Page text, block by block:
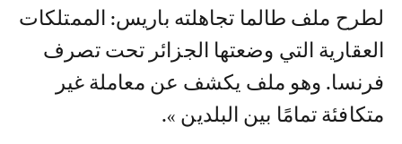
لطرح ملف طالما تجاهلته باريس: الممتلكات
العقارية التي وضعتها الجزائر تحت تصرف
فرنسا. وهو ملف يكشف عن معاملة غير
متكافئة تمامًا بين البلدين ».